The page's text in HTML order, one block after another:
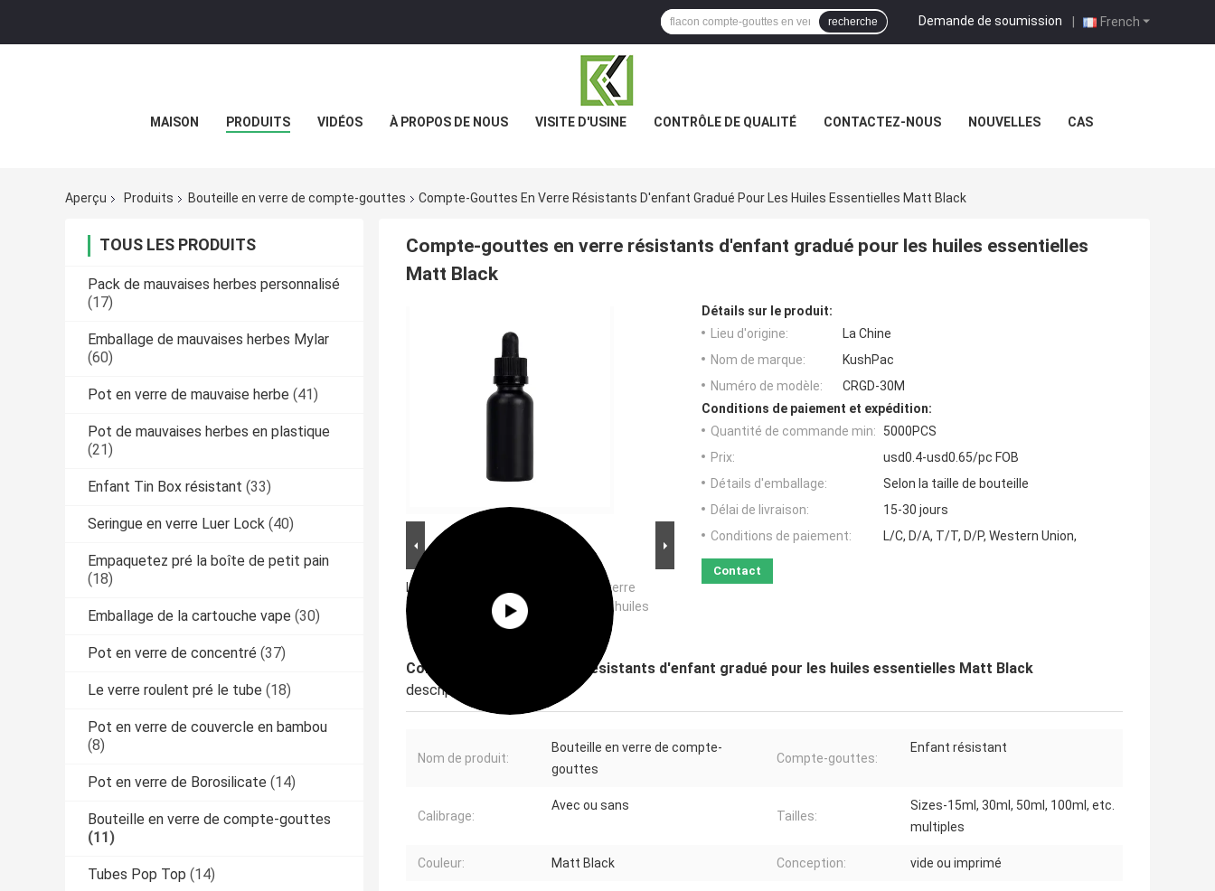
French
Demande de soumission |
recherche
MAISON PRODUITS VIDÉOS À PROPOS DE NOUS VISITE D'USINE CONTRÔLE DE QUALITÉ CONTACTEZ-NOUS NOUVELLES CAS
Aperçu Produits Bouteille en verre de compte-gouttes Compte-Gouttes En Verre Résistants D'enfant Gradué Pour Les Huiles Essentielles Matt Black
TOUS LES PRODUITS
Pack de mauvaises herbes personnalisé
(17)
Emballage de mauvaises herbes Mylar
(60)
Pot en verre de mauvaise herbe (41)
Pot de mauvaises herbes en plastique
(21)
Enfant Tin Box résistant (33)
Seringue en verre Luer Lock (40)
Empaquetez pré la boîte de petit pain
(18)
Emballage de la cartouche vape (30)
Pot en verre de concentré (37)
Le verre roulent pré le tube (18)
Pot en verre de couvercle en bambou
(8)
Pot en verre de Borosilicate (14)
Bouteille en verre de compte-gouttes
(11)
Tubes Pop Top (14)
Compte-gouttes en verre résistants d'enfant gradué pour les huiles essentielles
Matt Black
Image Grand :
Compte-gouttes en verre
résistants d'enfant gradué pour les huiles
essentielles Matt Black
Détails sur le produit:
Lieu d'origine:
La Chine
Nom de marque:
KushPac
Numéro de modèle:
CRGD-30M
Conditions de paiement et expédition:
Quantité de commande min:
5000PCS
Prix:
usd0.4-usd0.65/pc FOB
Détails d'emballage:
Selon la taille de bouteille
Délai de livraison:
15-30 jours
Conditions de paiement:
L/C, D/A, T/T, D/P, Western Union,
Contact
Compte-gouttes en verre résistants d'enfant gradué pour les huiles essentielles Matt Black
description de
Nom de produit:
Bouteille en verre de compte-
gouttes
Compte-gouttes:
Enfant résistant
Calibrage:
Avec ou sans
Tailles:
Sizes-15ml, 30ml, 50ml, 100ml, etc.
multiples
Couleur: Matt Black Conception: vide ou imprimé